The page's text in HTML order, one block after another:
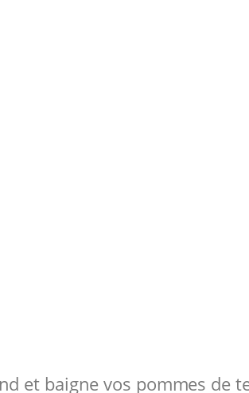
et baigne vos pommes de